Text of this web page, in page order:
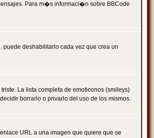
Para m�s informaci�n sobre BBCode
deshabilitarlo cada vez que crea un
La lista completa de emoticonos (smileys)
borrarlo o privarlo del uso de los mismos.
URL a una imagen que quiere que se